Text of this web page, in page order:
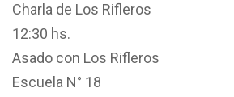
Charla de Los Rifleros
12:30 hs.
Asado con Los Rifleros
Escuela N° 18